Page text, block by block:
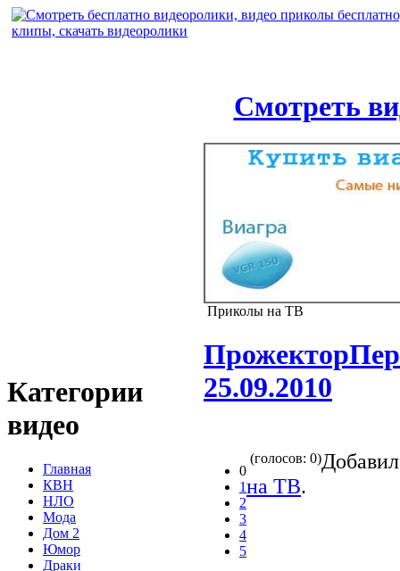
Смотреть
Категории
видео
Главная
КВН
НЛО
Мода
Дом 2
Юмор
Драки
Приколы на ТВ
25.09.2010
0
1
2
3
4
5
(голосов: 0)
на ТВ.